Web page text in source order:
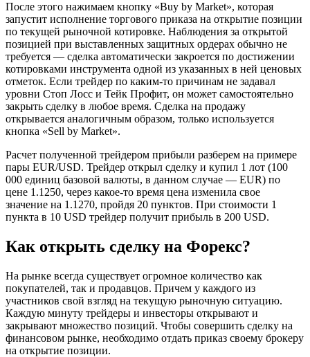
После этого нажимаем кнопку «Buy by Market», которая
запустит исполнение торгового приказа на открытие позиции
по текущей рыночной котировке. Наблюдения за открытой
позицией при выставленных защитных ордерах обычно не
требуется — сделка автоматически закроется по достижении
котировками инструмента одной из указанных в ней ценовых
отметок. Если трейдер по каким-то причинам не задавал
уровни Стоп Лосс и Тейк Профит, он может самостоятельно
закрыть сделку в любое время. Сделка на продажу
открывается аналогичным образом, только используется
кнопка «Sell by Market».
Расчет полученной трейдером прибыли разберем на примере
пары EUR/USD. Трейдер открыл сделку и купил 1 лот (100
000 единиц базовой валюты, в данном случае — EUR) по
цене 1.1250, через какое-то время цена изменила свое
значение на 1.1270, пройдя 20 пунктов. При стоимости 1
пункта в 10 USD трейдер получит прибыль в 200 USD.
Как открыть сделку на Форекс?
На рынке всегда существует огромное количество как
покупателей, так и продавцов. Причем у каждого из
участников свой взгляд на текущую рыночную ситуацию.
Каждую минуту трейдеры и инвесторы открывают и
закрывают множество позиций. Чтобы совершить сделку на
финансовом рынке, необходимо отдать приказ своему брокеру
на открытие позиции.